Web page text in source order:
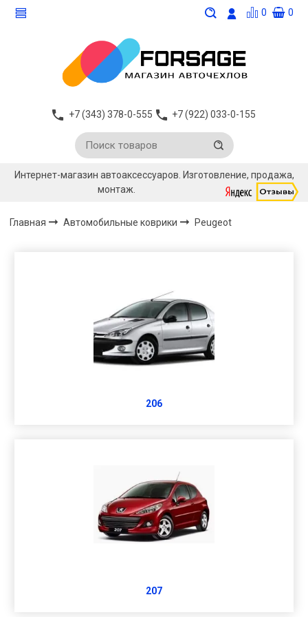
0 0
+7 (343) 378-0-555 +7 (922) 033-0-155
Интернет-магазин автоаксессуаров. Изготовление, продажа,
монтаж.
Главная Автомобильные коврики Peugeot
206
207